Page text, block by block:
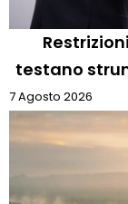
testano
7 Agosto 2026